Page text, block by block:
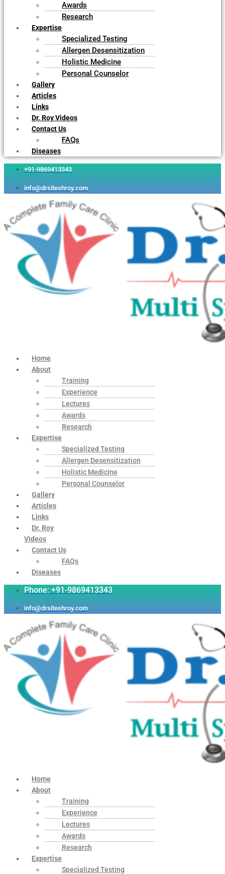
Awards
Research
Expertise
Specialized Testing
Allergen Desensitization
Holistic Medicine
Personal Counselor
Gallery
Articles
Links
Dr. Roy Videos
Contact Us
FAQs
Diseases
+91-9869413343
info@drsiteshroy.com
Home
About
Training
Experience
Lectures
Awards
Research
Expertise
Specialized Testing
Allergen Desensitization
Holistic Medicine
Personal Counselor
Gallery
Articles
Links
Dr. Roy
Videos
Contact Us
FAQs
Diseases
Phone: +91-9869413343
info@drsiteshroy.com
Home
About
Training
Experience
Lectures
Awards
Research
Expertise
Specialized Testing